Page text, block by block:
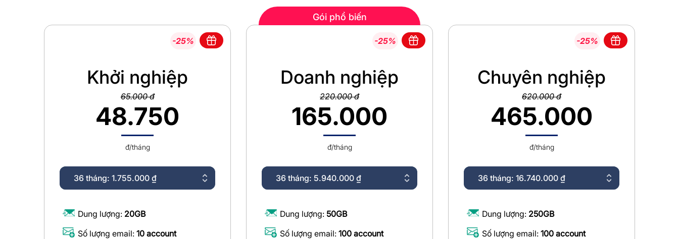
-25%
Khởi nghiệp
65.000 đ
48.750
đ/tháng
Dung lượng: 20GB
Số lượng email: 10 account
Gói phổ biến
-25%
Doanh nghiệp
220.000 đ
165.000
đ/tháng
Dung lượng: 50GB
Số lượng email: 100 account
-25%
Chuyên nghiệp
620.000 đ
465.000
đ/tháng
Dung lượng: 250GB
Số lượng email: 100 account